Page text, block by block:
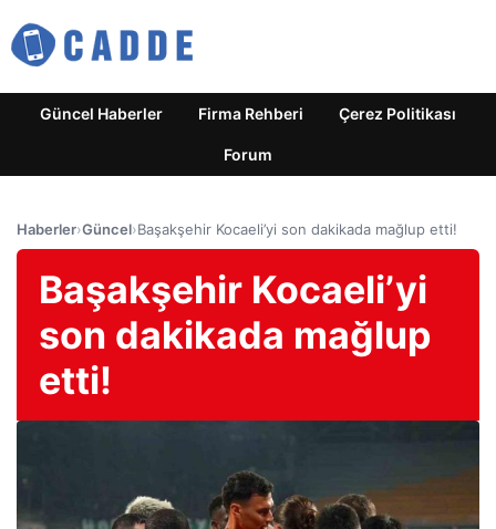
Güncel Haberler Firma Rehberi Çerez Politikası
Forum
Haberler›Güncel›Başakşehir Kocaeli’yi son dakikada mağlup etti!
Başakşehir Kocaeli’yi
son dakikada mağlup
etti!